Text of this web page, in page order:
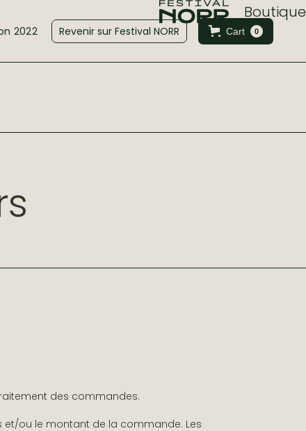
Boutique
2022 Revenir sur Festival NORR Cart 0
des commandes.
et/ou le montant de la commande. Les